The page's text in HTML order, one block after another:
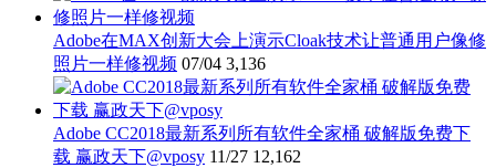
Adobe在MAX创新大会上演示Cloak技术让普通用户像修
照片一样修视频 07/04 3,136
Adobe CC2018最新系列所有软件全家桶 破解版免费下
载 赢政天下@vposy 11/27 12,162